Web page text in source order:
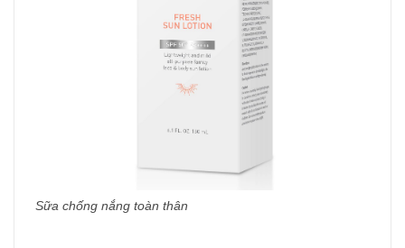
Sữa chống nắng toàn thân